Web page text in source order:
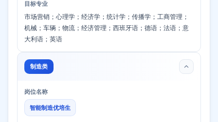
目标专业
市场营销；心理学；经济学；统计学；传播学；工商管理；
机械；车辆；物流；经济管理；西班牙语；德语；法语；意
大利语；英语
制造类
岗位名称
智能制造优培生